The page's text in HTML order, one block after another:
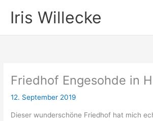
InhaltIris Willecke
Friedhof Engesohde in
12. September 2019
Dieser wunderschöne Friedhof hat mich